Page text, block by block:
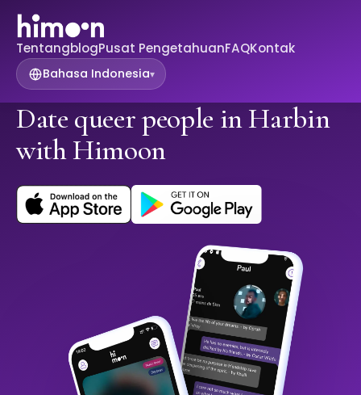
TentangblogPusat PengetahuanFAQKontak
Bahasa Indonesia▾
Date queer people in Harbin
with Himoon